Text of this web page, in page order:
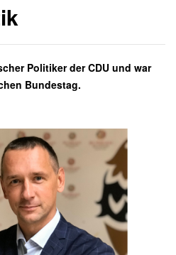
Politiker der CDU und war
Bundestag.